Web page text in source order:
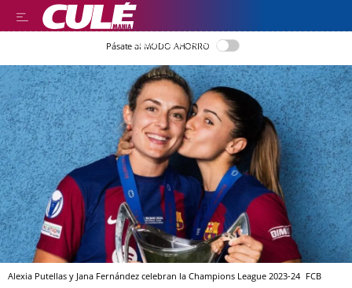
LLEGIR EN CATALÀ
Pásate al MODO AHORRO
Alexia Putellas y Jana Fernández celebran la Champions League 2023-24 FCB